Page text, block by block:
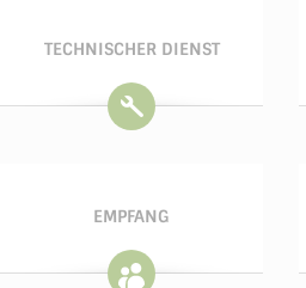
TECHNISCHER DIENST
EMPFANG